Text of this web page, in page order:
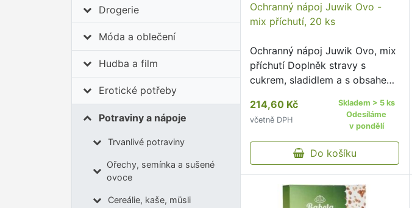
Drogerie
Móda a oblečení
Hudba a film
Erotické potřeby
Potraviny a nápoje
Trvanlivé potraviny
Ořechy, semínka a sušené
ovoce
Cereálie, kaše, müsli
Ochranný nápoj Juwik Ovo -
mix příchutí, 20 ks
Ochranný nápoj Juwik Ovo, mix
příchutí Doplněk stravy s
cukrem, sladidlem a s obsahem
taurin, cholin a fosfor V každém
sáčku najdete směs s ovocnou
příchutí pro přípravu …
214,60 Kč
včetně DPH
Skladem > 5 ks
Odesíláme
v pondělí
Do košíku